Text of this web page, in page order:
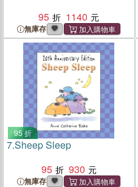
95
1140
無庫存
95 折
7.Sheep Sleep
95
930
無庫存